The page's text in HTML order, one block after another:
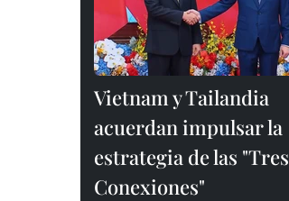
Vietnam y Tailandia
acuerdan impulsar la
estrategia de las "Tres
Conexiones"